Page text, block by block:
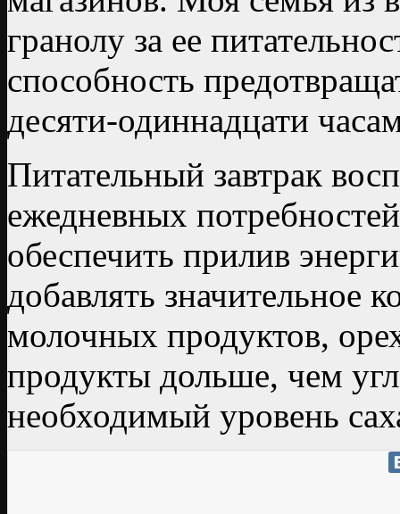
гранолу за ее
способность
десяти-одиннадцати
Питательный завтрак
ежедневных
обеспечить прилив
добавлять значительное
молочных продуктов,
продукты дольше, чем
необходимый уровень